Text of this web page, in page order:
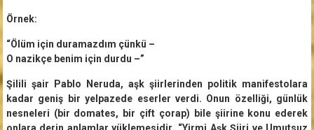
Örnek:
“Ölüm için duramazdım çünkü –
O nazikçe benim için durdu –”
Şilili şair Pablo Neruda, aşk şiirlerinden politik manifestolara
kadar geniş bir yelpazede eserler verdi. Onun özelliği, günlük
nesneleri (bir domates, bir çift çorap) bile şiirine konu ederek
onlara derin anlamlar yüklemesidir. “Yirmi Aşk Şiiri ve Umutsuz